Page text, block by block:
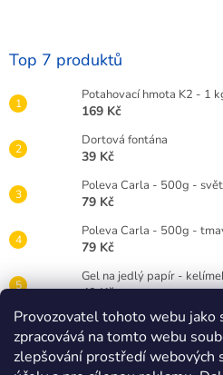
Provozovatel tohoto webu jako
zpracovává na tomto webu
zlepšování prostředí webových
Top 7 produktů
Potahovací hmota K2 - 1
169 Kč
Dortová fontána
39 Kč
Poleva Carla - 500g -
79 Kč
Poleva Carla - 500g -
79 Kč
Gel na jedlý papír -
49 Kč
Gelová barva Wilton 28g
89 Kč
Dortová svíčka číslice bílá